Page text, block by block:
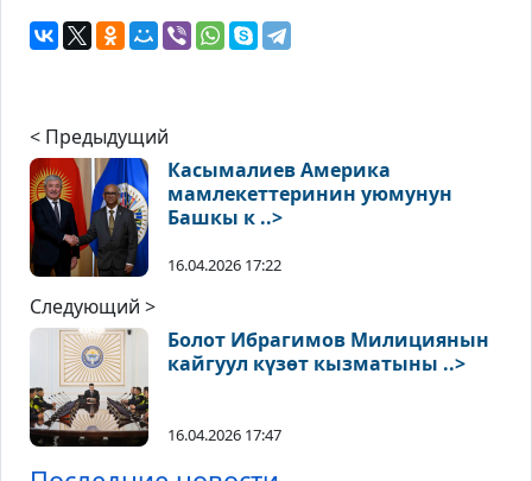
< Предыдущий
Касымалиев Америка
мамлекеттеринин уюмунун
Башкы к ..>
16.04.2026 17:22
Следующий >
Болот Ибрагимов Милициянын
кайгуул күзөт кызматыны ..>
16.04.2026 17:47